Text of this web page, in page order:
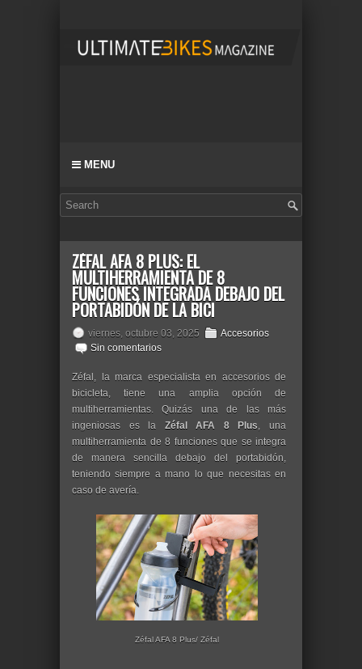
MENU
ZÉFAL AFA 8 PLUS: EL
MULTIHERRAMIENTA DE 8
FUNCIONES INTEGRADA DEBAJO DEL
PORTABIDÓN DE LA BICI
viernes, octubre 03, 2025
Accesorios
Sin comentarios
Zéfal, la marca especialista en accesorios de
bicicleta, tiene una amplia opción de
multiherramientas. Quizás una de las más
ingeniosas es la Zéfal AFA 8 Plus, una
multiherramienta de 8 funciones que se integra
de manera sencilla debajo del portabidón,
teniendo siempre a mano lo que necesitas en
caso de avería.
Zéfal AFA 8 Plus/ Zéfal